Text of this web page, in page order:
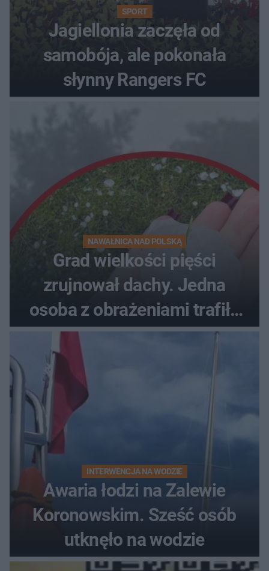
SPORT
Jagiellonia zaczęła od
samobója, ale pokonała
słynny Rangers FC
NAWAŁNICA NAD POLSKĄ
Grad wielkości pięści
zrujnował dachy. Jedna
osoba z obrażeniami trafiła
do szpitala
INTERWENCJA NA WODZIE
Awaria łodzi na Zalewie
Koronowskim. Sześć osób
utknęło na wodzie